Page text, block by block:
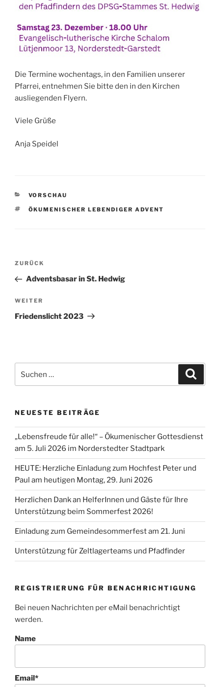
Die Termine wochentags, in den Familien unserer
Pfarrei, entnehmen Sie bitte den in den Kirchen
ausliegenden Flyern.
Viele Grüße
Anja Speidel
KATEGORIEN
VORSCHAU
SCHLAGWÖRTER
ÖKUMENISCHER LEBENDIGER ADVENT
Beitragsnavigation
Vorheriger
Beitrag
ZURÜCK
Adventsbasar in St. Hedwig
Nächster
Beitrag
WEITER
Friedenslicht 2023
nach:
NEUESTE BEITRÄGE
„Lebensfreude für alle!“ – Ökumenischer Gottesdienst
am 5. Juli 2026 im Norderstedter Stadtpark
HEUTE: Herzliche Einladung zum Hochfest Peter und
Paul am heutigen Montag, 29. Juni 2026
Herzlichen Dank an HelferInnen und Gäste für Ihre
Unterstützung beim Sommerfest 2026!
Einladung zum Gemeindesommerfest am 21. Juni
Unterstützung für Zeltlagerteams und Pfadfinder
REGISTRIERUNG FÜR BENACHRICHTIGUNG
Bei neuen Nachrichten per eMail benachrichtigt
werden.
Name
Email*